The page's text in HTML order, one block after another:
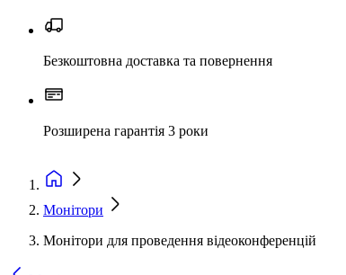
Безкоштовна доставка та повернення
Розширена гарантія 3 роки
Монітори
Монітори для проведення відеоконференцій